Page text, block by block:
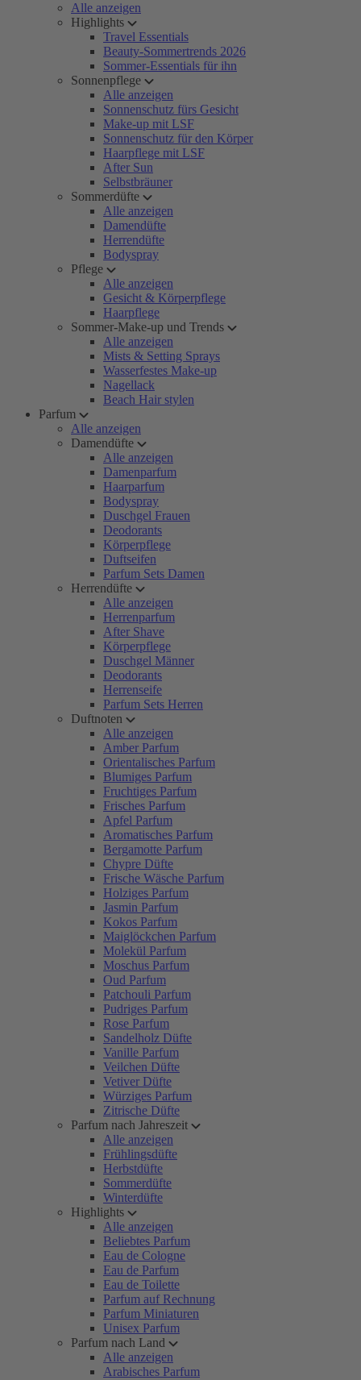
Alle anzeigen
Highlights
Travel Essentials
Beauty-Sommertrends 2026
Sommer-Essentials für ihn
Sonnenpflege
Alle anzeigen
Sonnenschutz fürs Gesicht
Make-up mit LSF
Sonnenschutz für den Körper
Haarpflege mit LSF
After Sun
Selbstbräuner
Sommerdüfte
Alle anzeigen
Damendüfte
Herrendüfte
Bodyspray
Pflege
Alle anzeigen
Gesicht & Körperpflege
Haarpflege
Sommer-Make-up und Trends
Alle anzeigen
Mists & Setting Sprays
Wasserfestes Make-up
Nagellack
Beach Hair stylen
Parfum
Alle anzeigen
Damendüfte
Alle anzeigen
Damenparfum
Haarparfum
Bodyspray
Duschgel Frauen
Deodorants
Körperpflege
Duftseifen
Parfum Sets Damen
Herrendüfte
Alle anzeigen
Herrenparfum
After Shave
Körperpflege
Duschgel Männer
Deodorants
Herrenseife
Parfum Sets Herren
Duftnoten
Alle anzeigen
Amber Parfum
Orientalisches Parfum
Blumiges Parfum
Fruchtiges Parfum
Frisches Parfum
Apfel Parfum
Aromatisches Parfum
Bergamotte Parfum
Chypre Düfte
Frische Wäsche Parfum
Holziges Parfum
Jasmin Parfum
Kokos Parfum
Maiglöckchen Parfum
Molekül Parfum
Moschus Parfum
Oud Parfum
Patchouli Parfum
Pudriges Parfum
Rose Parfum
Sandelholz Düfte
Vanille Parfum
Veilchen Düfte
Vetiver Düfte
Würziges Parfum
Zitrische Düfte
Parfum nach Jahreszeit
Alle anzeigen
Frühlingsdüfte
Herbstdüfte
Sommerdüfte
Winterdüfte
Highlights
Alle anzeigen
Beliebtes Parfum
Eau de Cologne
Eau de Parfum
Eau de Toilette
Parfum auf Rechnung
Parfum Miniaturen
Unisex Parfum
Parfum nach Land
Alle anzeigen
Arabisches Parfum